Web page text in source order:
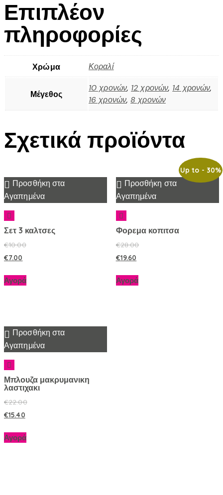
Επιπλέον
πληροφορίες
Χρώμα Κοραλί
Μέγεθος
10 χρονών, 12 χρονών, 14 χρονών,
16 χρονών, 8 χρονών
Σχετικά προϊόντα
Προσθήκη στα
Αγαπημένα
Σετ 3 καλτσες
€10.00
€7.00
Αγορά
Up to - 30%
Προσθήκη στα
Αγαπημένα
Φορεμα κοπιτσα
€28.00
€19.60
Αγορά
Προσθήκη στα
Αγαπημένα
Μπλουζα μακρυμανικη
λαστιχακι
€22.00
€15.40
Αγορά